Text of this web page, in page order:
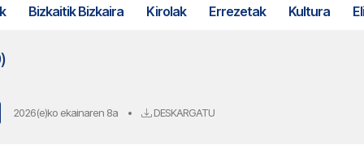
Bizkaitik Bizkaira Kirolak Errezetak Kultura
2026(e)ko ekainaren 8a • DESKARGATU